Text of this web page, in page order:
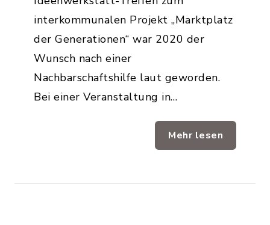
interkommunalen Projekt „Marktplatz
der Generationen“ war 2020 der
Wunsch nach einer
Nachbarschaftshilfe laut geworden.
Bei einer Veranstaltung in…
Mehr lesen